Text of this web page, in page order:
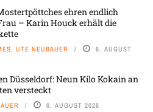
ehren endlich
– Karin Houck erhält die
UTE NEUBAUER 6. AUGUST
Düsseldorf: Neun Kilo Kokain an
versteckt
6. AUGUST 2026